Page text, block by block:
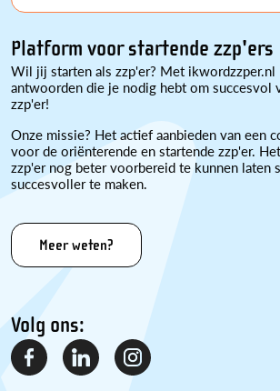
Platform voor startende zzp'ers
Wil jij starten als zzp'er? Met
antwoorden die je nodig hebt om succesvol
zzp'er!
Onze missie? Het actief aanbieden van een
voor de oriënterende en startende zzp'er.
zzp'er nog beter voorbereid te kunnen laten
succesvoller te maken.
Meer weten?
Volg ons: